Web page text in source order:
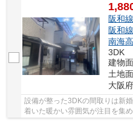
阪和線
阪和線
南海
3DK
建物
土地
大阪
設備が整った3DKの間取りは新
着いた暖かい雰囲気が注目を集